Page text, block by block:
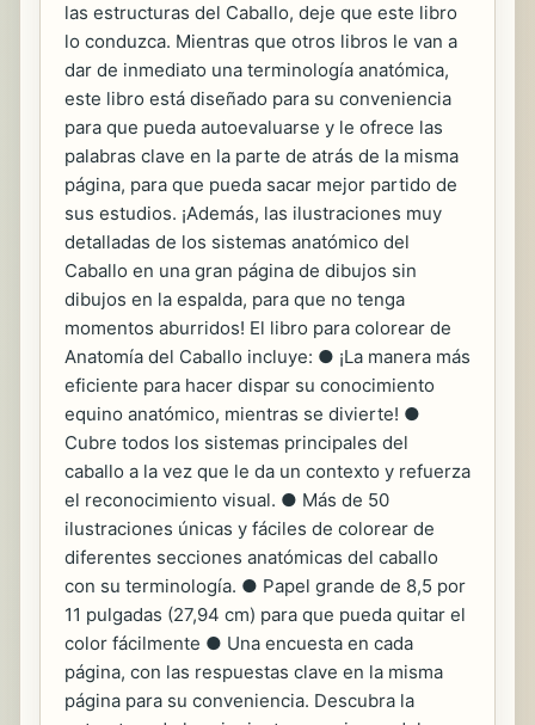
las estructuras del Caballo, deje que este libro
lo conduzca. Mientras que otros libros le van a
dar de inmediato una terminología anatómica,
este libro está diseñado para su conveniencia
para que pueda autoevaluarse y le ofrece las
palabras clave en la parte de atrás de la misma
página, para que pueda sacar mejor partido de
sus estudios. ¡Además, las ilustraciones muy
detalladas de los sistemas anatómico del
Caballo en una gran página de dibujos sin
dibujos en la espalda, para que no tenga
momentos aburridos! El libro para colorear de
Anatomía del Caballo incluye: ● ¡La manera más
eficiente para hacer dispar su conocimiento
equino anatómico, mientras se divierte! ●
Cubre todos los sistemas principales del
caballo a la vez que le da un contexto y refuerza
el reconocimiento visual. ● Más de 50
ilustraciones únicas y fáciles de colorear de
diferentes secciones anatómicas del caballo
con su terminología. ● Papel grande de 8,5 por
11 pulgadas (27,94 cm) para que pueda quitar el
color fácilmente ● Una encuesta en cada
página, con las respuestas clave en la misma
página para su conveniencia. Descubra la